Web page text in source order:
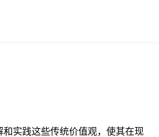
实践这些传统价值观，使其在现